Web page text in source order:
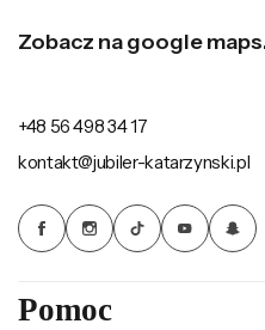
Zobacz na google
+48 56 498 34 17
kontakt@jubiler-katarzynski.pl
Pomoc